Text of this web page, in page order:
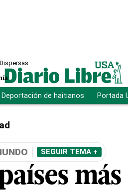
Deportación de haitianos Portada
SEGUIR TEMA +